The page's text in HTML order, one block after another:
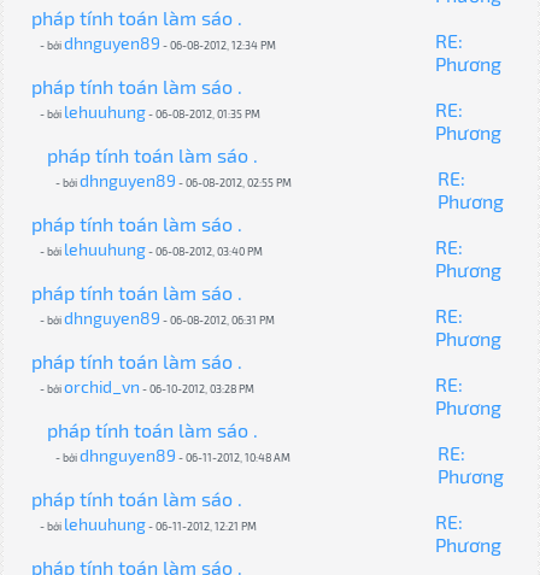
pháp tính toán làm sáo .
- bởidhnguyen89 - 06-08-2012, 12:34 PM
RE:
Phương
pháp tính toán làm sáo .
- bởi lehuuhung- 06-08-2012, 01:35 PM
RE:
Phương
pháp tính toán làm sáo .
- bởidhnguyen89 - 06-08-2012, 02:55 PM
RE:
Phương
pháp tính toán làm sáo .
- bởi lehuuhung- 06-08-2012, 03:40 PM
RE:
Phương
pháp tính toán làm sáo .
- bởidhnguyen89 - 06-08-2012, 06:31 PM
RE:
Phương
pháp tính toán làm sáo .
- bởiorchid_vn - 06-10-2012, 03:28 PM
RE:
Phương
pháp tính toán làm sáo .
- bởidhnguyen89 - 06-11-2012, 10:48 AM
RE:
Phương
pháp tính toán làm sáo .
- bởi lehuuhung- 06-11-2012, 12:21 PM
RE:
Phương
pháp tính toán làm sáo .